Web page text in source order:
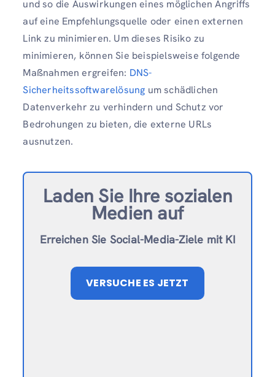
und so die Auswirkungen eines möglichen Angriffs
auf eine Empfehlungsquelle oder einen externen
Link zu minimieren. Um dieses Risiko zu
minimieren, können Sie beispielsweise folgende
Maßnahmen ergreifen: DNS-
Sicherheitssoftwarelösung um schädlichen
Datenverkehr zu verhindern und Schutz vor
Bedrohungen zu bieten, die externe URLs
ausnutzen.
Laden Sie Ihre sozialen
Medien auf
Erreichen Sie Social-Media-Ziele mit KI
VERSUCHE ES JETZT